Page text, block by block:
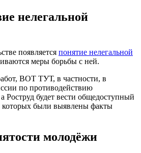
нелегальной
появляется понятие нелегальной
меры борьбы с ней.
ВОТ ТУТ, в частности, в
по противодействию
Роструд будет вести общедоступный
которых были выявлены факты
молодёжи